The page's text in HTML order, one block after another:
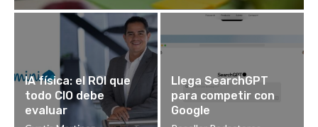
IA física: el ROI que
todo CIO debe
evaluar
Llega SearchGPT
para competir con
Google